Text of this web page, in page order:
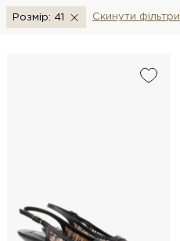
Розмір: 41 Скинути фiльтри